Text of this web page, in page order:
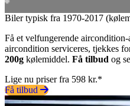
Biler typisk fra 1970-2017
Få et velfungerende
aircondition serviceres, tjekkes
200g kølemiddel. Få tilbud og
Lige nu priser fra 598 kr.*
Få tilbud